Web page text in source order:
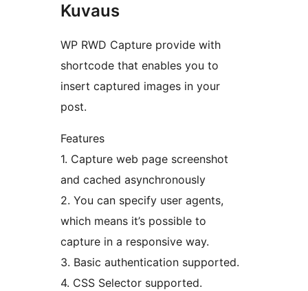
Kuvaus
WP RWD Capture provide with
shortcode that enables you to
insert captured images in your
post.
Features
1. Capture web page screenshot
and cached asynchronously
2. You can specify user agents,
which means it’s possible to
capture in a responsive way.
3. Basic authentication supported.
4. CSS Selector supported.